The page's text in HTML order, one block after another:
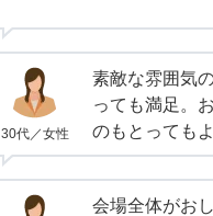
30代／女性
素敵な雰囲気
っても満足。
のもとっても
会場全体がお